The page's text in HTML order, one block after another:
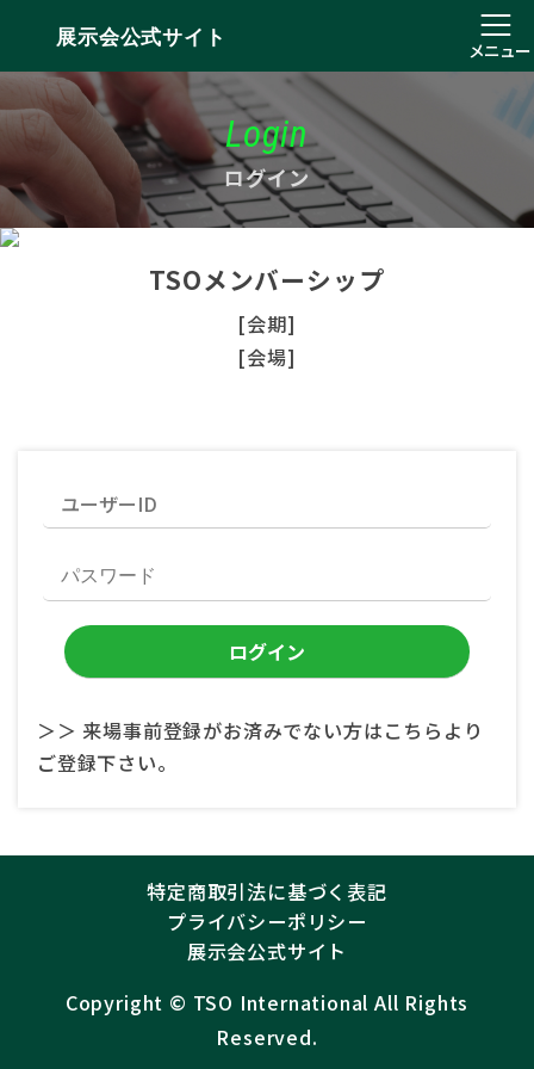
展示会公式サイト
メニュー
Login
ログイン
TSOメンバーシップ
[会期]
[会場]
＞＞ 来場事前登録がお済みでない方はこちらより
ご登録下さい。
特定商取引法に基づく表記
プライバシーポリシー
展示会公式サイト
Copyright ©︎ TSO International All Rights
Reserved.